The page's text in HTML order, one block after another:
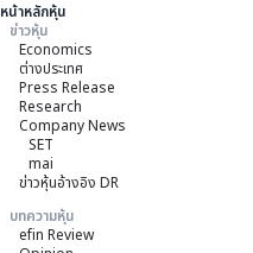
หน้าหลักหุ้น
ข่าวหุ้น
Economics
ต่างประเทศ
Press Release
Research
Company News
SET
mai
ข่าวหุ้นอ้างอิง DR
บทความหุ้น
efin Review